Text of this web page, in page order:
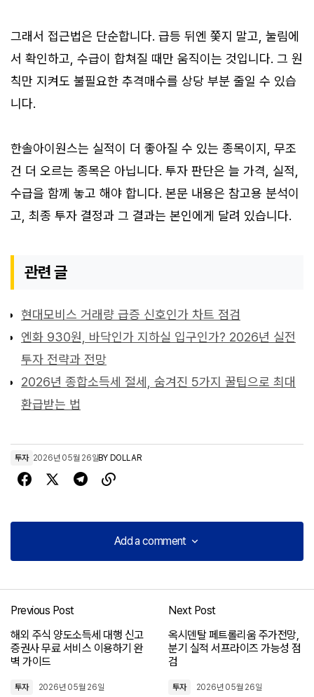
그래서 접근법은 단순합니다. 급등 뒤엔 쫓지 말고, 눌림에
서 확인하고, 수급이 합쳐질 때만 움직이는 것입니다. 그 원
칙만 지켜도 불필요한 추격매수를 상당 부분 줄일 수 있습
니다.
한솔아이원스는 실적이 더 좋아질 수 있는 종목이지, 무조
건 더 오르는 종목은 아닙니다. 투자 판단은 늘 가격, 실적,
수급을 함께 놓고 해야 합니다. 본문 내용은 참고용 분석이
고, 최종 투자 결정과 그 결과는 본인에게 달려 있습니다.
관련 글
현대모비스 거래량 급증 신호인가 차트 점검
엔화 930원, 바닥인가 지하실 입구인가? 2026년 실전
투자 전략과 전망
2026년 종합소득세 절세, 숨겨진 5가지 꿀팁으로 최대
환급받는 법
투자 2026년 05월 26일BY DOLLAR
Add a comment
Add a comment
Previous Post
해외 주식 양도소득세 대행 신고
증권사 무료 서비스 이용하기 완
벽 가이드
투자 2026년 05월 26일
Next Post
옥시덴탈 페트롤리움 주가전망,
분기 실적 서프라이즈 가능성 점
검
투자 2026년 05월 26일